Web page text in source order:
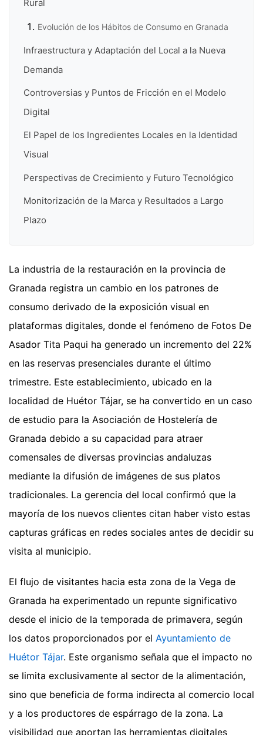
Rural
Evolución de los Hábitos de Consumo en Granada
Infraestructura y Adaptación del Local a la Nueva
Demanda
Controversias y Puntos de Fricción en el Modelo
Digital
El Papel de los Ingredientes Locales en la Identidad
Visual
Perspectivas de Crecimiento y Futuro Tecnológico
Monitorización de la Marca y Resultados a Largo
Plazo
La industria de la restauración en la provincia de
Granada registra un cambio en los patrones de
consumo derivado de la exposición visual en
plataformas digitales, donde el fenómeno de Fotos De
Asador Tita Paqui ha generado un incremento del 22%
en las reservas presenciales durante el último
trimestre. Este establecimiento, ubicado en la
localidad de Huétor Tájar, se ha convertido en un caso
de estudio para la Asociación de Hostelería de
Granada debido a su capacidad para atraer
comensales de diversas provincias andaluzas
mediante la difusión de imágenes de sus platos
tradicionales. La gerencia del local confirmó que la
mayoría de los nuevos clientes citan haber visto estas
capturas gráficas en redes sociales antes de decidir su
visita al municipio.
El flujo de visitantes hacia esta zona de la Vega de
Granada ha experimentado un repunte significativo
desde el inicio de la temporada de primavera, según
los datos proporcionados por el Ayuntamiento de
Huétor Tájar. Este organismo señala que el impacto no
se limita exclusivamente al sector de la alimentación,
sino que beneficia de forma indirecta al comercio local
y a los productores de espárrago de la zona. La
visibilidad que aportan las herramientas digitales